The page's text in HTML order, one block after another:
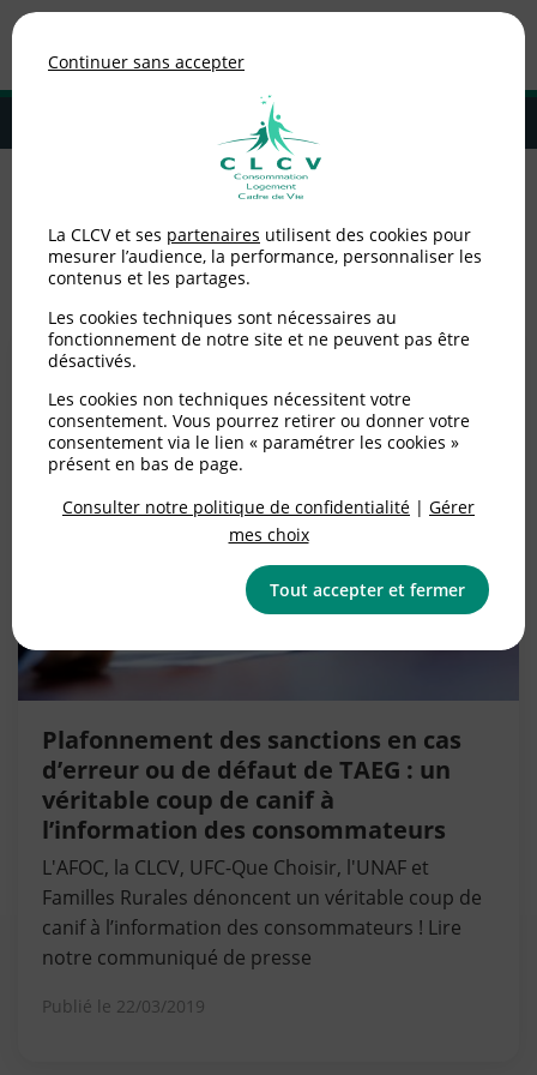
MENU
Adhérer à la CLCV
Banque
Plafonnement des sanctions en cas
d’erreur ou de défaut de TAEG : un
véritable coup de canif à
l’information des consommateurs
L'AFOC, la CLCV, UFC-Que Choisir, l'UNAF et
Familles Rurales dénoncent un véritable coup de
canif à l’information des consommateurs ! Lire
notre communiqué de presse
Publié le 22/03/2019
Continuer sans accepter
La CLCV et ses partenaires utilisent des cookies pour
mesurer l’audience, la performance, personnaliser les
contenus et les partages.
Les cookies techniques sont nécessaires au
fonctionnement de notre site et ne peuvent pas être
désactivés.
Les cookies non techniques nécessitent votre
consentement. Vous pourrez retirer ou donner votre
consentement via le lien « paramétrer les cookies »
présent en bas de page.
Consulter notre politique de confidentialité | Gérer
mes choix
Tout accepter et fermer